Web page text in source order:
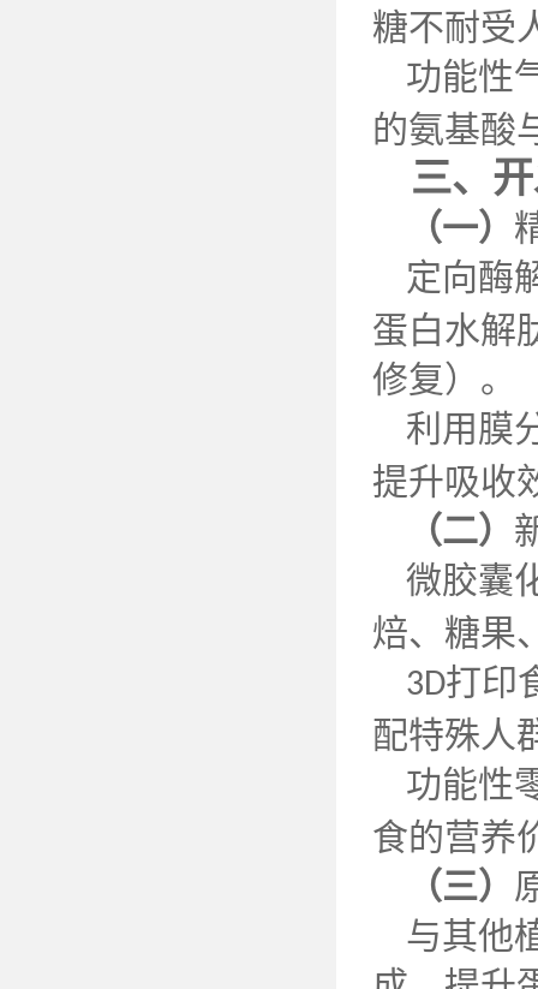
糖不耐受
功能性
的氨基酸
三、
（一）
定向酶
蛋白水解
修复）。
利用膜
提升吸收
（二）
微胶囊
焙、糖果
3D打印
配特殊人
功能性
食的营养
（三）
与其他